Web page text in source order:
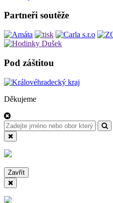
Partneři soutěže
Pod záštitou
Děkujeme
Zavřít